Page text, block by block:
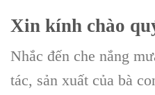
Xin kính chào
Nhắc đến che nắng
tác, sản xuất của bà